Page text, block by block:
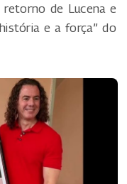
retorno de Lucena e
e a força” do